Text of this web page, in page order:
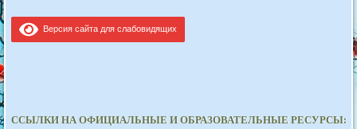
Версия сайта для слабовидящих
ССЫЛКИ НА ОФИЦИАЛЬНЫЕ И ОБРАЗОВАТЕЛЬНЫЕ РЕСУРСЫ: